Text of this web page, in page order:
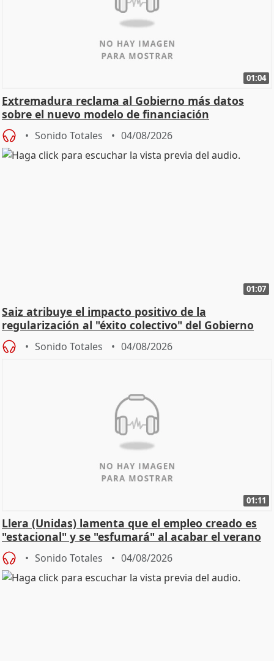
01:04
Extremadura reclama al Gobierno más datos
sobre el nuevo modelo de financiación
Sonido Totales 04/08/2026
01:07
Saiz atribuye el impacto positivo de la
regularización al "éxito colectivo" del Gobierno
Sonido Totales 04/08/2026
01:11
Llera (Unidas) lamenta que el empleo creado es
"estacional" y se "esfumará" al acabar el verano
Sonido Totales 04/08/2026